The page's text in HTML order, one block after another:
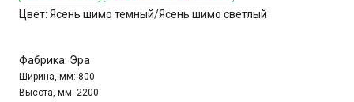
Цвет: Ясень шимо темный/Ясень шимо светлый
Фабрика: Эра
Ширина, мм: 800
Высота, мм: 2200